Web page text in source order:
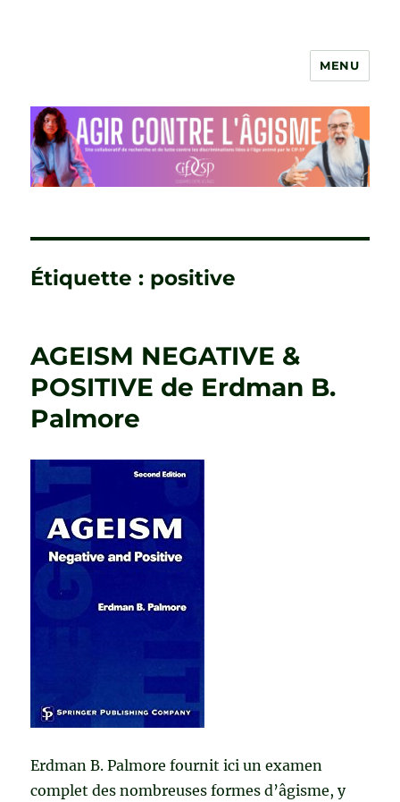
MENU
Étiquette : positive
AGEISM NEGATIVE &
POSITIVE de Erdman B.
Palmore
Erdman B. Palmore fournit ici un examen
complet des nombreuses formes d’âgisme, y